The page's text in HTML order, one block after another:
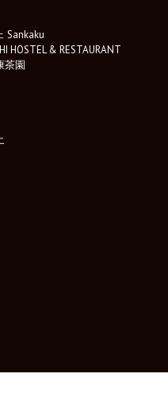
Sankaku
HOSTEL & RESTAURANT
茶園